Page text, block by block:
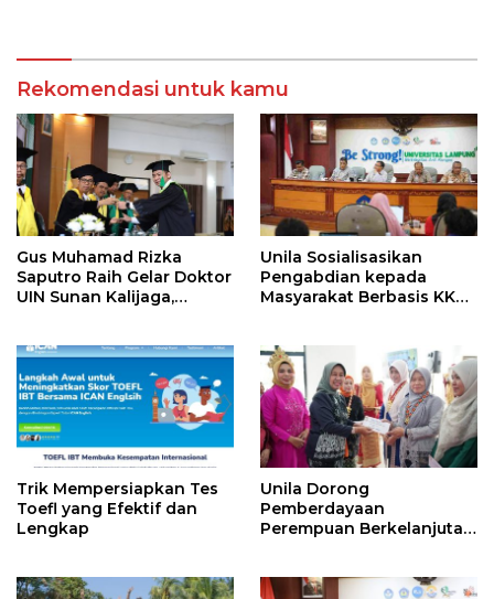
Rekomendasi untuk kamu
Gus Muhamad Rizka
Saputro Raih Gelar Doktor
UIN Sunan Kalijaga,
Agama Islam Berbasis
Budaya Pesantren
Unila Sosialisasikan
Pengabdian kepada
Masyarakat Berbasis KKN
Trik Mempersiapkan Tes
Toefl yang Efektif dan
Lengkap
Unila Dorong
Pemberdayaan
Perempuan Berkelanjutan